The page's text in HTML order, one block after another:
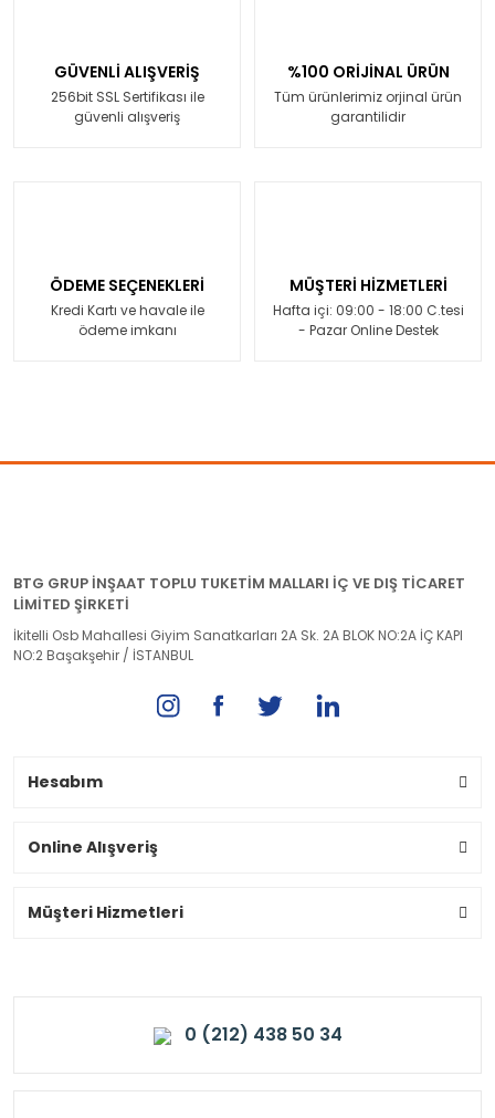
GÜVENLİ ALIŞVERİŞ
256bit SSL Sertifikası ile
güvenli alışveriş
%100 ORİJİNAL ÜRÜN
Tüm ürünlerimiz orjinal ürün
garantilidir
ÖDEME SEÇENEKLERİ
Kredi Kartı ve havale ile
ödeme imkanı
MÜŞTERİ HİZMETLERİ
Hafta içi: 09:00 - 18:00 C.tesi
- Pazar Online Destek
BTG GRUP İNŞAAT TOPLU TUKETİM MALLARI İÇ VE DIŞ TİCARET
LİMİTED ŞİRKETİ
İkitelli Osb Mahallesi Giyim Sanatkarları 2A Sk. 2A BLOK NO:2A İÇ KAPI
NO:2 Başakşehir / İSTANBUL
Hesabım
Online Alışveriş
Müşteri Hizmetleri
0 (212) 438 50 34